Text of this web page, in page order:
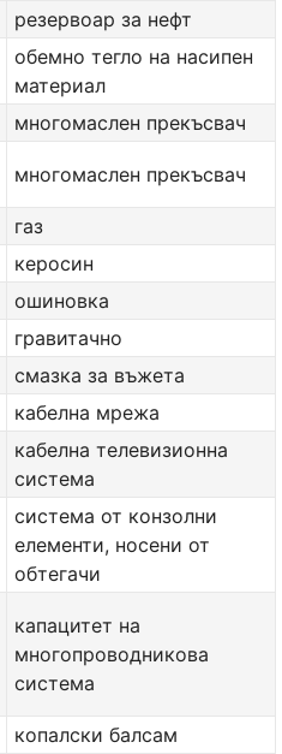
резервоар за нефт
обемно тегло на насипен
материал
многомаслен прекъсвач
многомаслен прекъсвач
газ
керосин
ошиновка
гравитачно
смазка за въжета
кабелна мрежа
кабелна телевизионна
система
система от конзолни
елементи, носени от
обтегачи
капацитет на
многопроводникова
система
копалски балсам